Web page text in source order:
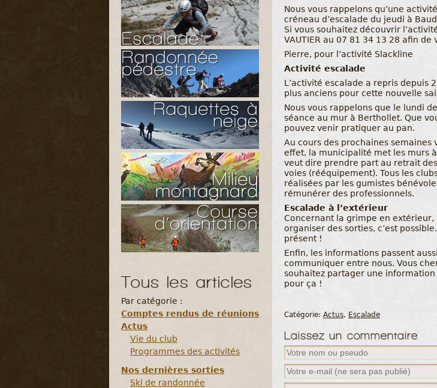
Tous les articles
Par catégorie :
Comptes rendus de réunions
Actus
Vie du club
Programmes des activités
Nos dernières sorties
Ski de randonnée
Nous vous rappelons qu’une
créneau d’escalade du jeudi à
Si vous souhaitez découvrir
VAUTIER au 07 81 34 13 28 afin
Pierre, pour l’activité Slackline
Activité escalade
L’activité escalade a repris depuis
plus anciens pour cette nouvelle
Nous vous rappelons que le lundi
séance au mur à Berthollet. Que
pouvez venir pratiquer au pan.
Au cours des prochaines semaines
effet, la municipalité met les murs
veut dire prendre part au retrait
voies (rééquipement). Tous les
réalisées par les gumistes
rémunérer des professionnels.
Escalade à l’extérieur
Concernant la grimpe en extérieur,
organiser des sorties, c’est
présent !
Enfin, les informations passent
communiquer entre nous. Vous
souhaitez partager une
pour ça !
Catégorie: Actus, Escalade
Laissez un commentaire